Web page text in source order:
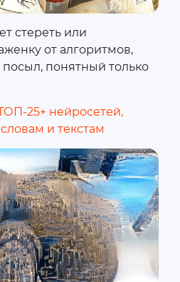
стереть или
от алгоритмов,
понятный только
25+ нейросетей,
и текстам